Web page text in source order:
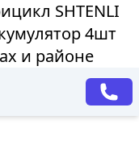
SHTENLI
4шт
и районе